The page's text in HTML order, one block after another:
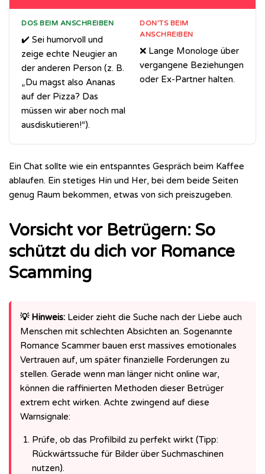
DOS BEIM ANSCHREIBEN
✔️ Sei humorvoll und
zeige echte Neugier an
der anderen Person (z. B.
„Du magst also Ananas
auf der Pizza? Das
müssen wir aber noch mal
ausdiskutieren!“).
DON’TS BEIM
ANSCHREIBEN
❌ Lange Monologe über
vergangene Beziehungen
oder Ex-Partner halten.
Ein Chat sollte wie ein entspanntes Gespräch beim Kaffee
ablaufen. Ein stetiges Hin und Her, bei dem beide Seiten
genug Raum bekommen, etwas von sich preiszugeben.
Vorsicht vor Betrügern: So
schützt du dich vor Romance
Scamming
💡 Hinweis: Leider zieht die Suche nach der Liebe auch
Menschen mit schlechten Absichten an. Sogenannte
Romance Scammer bauen erst massives emotionales
Vertrauen auf, um später finanzielle Forderungen zu
stellen. Gerade wenn man länger nicht online war,
können die raffinierten Methoden dieser Betrüger
extrem echt wirken. Achte zwingend auf diese
Warnsignale:
Prüfe, ob das Profilbild zu perfekt wirkt (Tipp:
Rückwärtssuche für Bilder über Suchmaschinen
nutzen).